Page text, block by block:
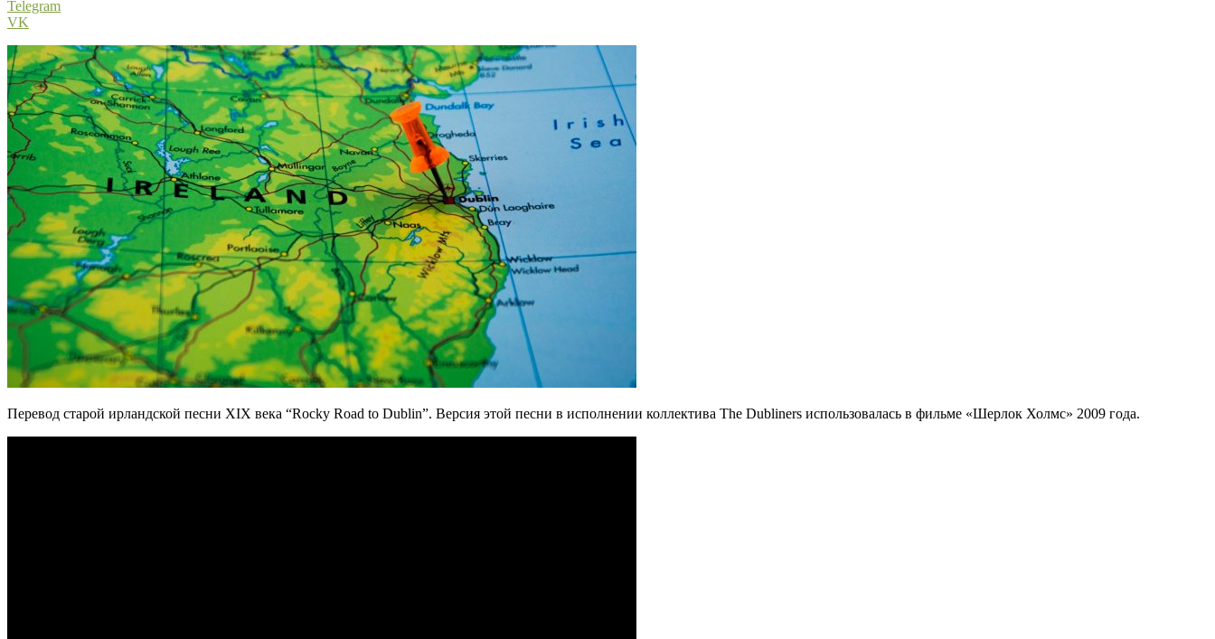
Telegram
VK
Перевод старой ирландской песни XIX века “Rocky Road to Dublin”. Версия этой песни в исполнении коллектива The Dubliners использовалась в фильме «Шерлок Холмс» 2009 года.